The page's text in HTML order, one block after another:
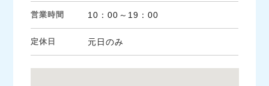
営業時間 10：00～19：00
定休日 元日のみ